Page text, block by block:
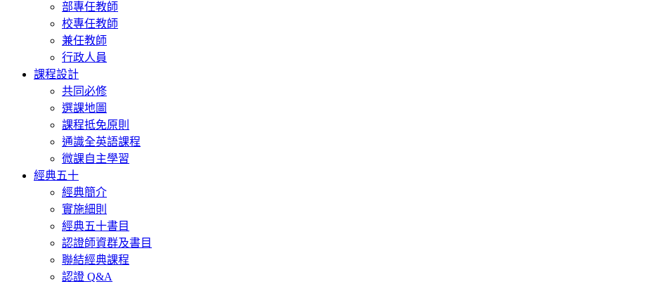
部專任教師
校專任教師
兼任教師
行政人員
課程設計
共同必修
選課地圖
課程抵免原則
通識全英語課程
微課自主學習
經典五十
經典簡介
實施細則
經典五十書目
認證師資群及書目
聯結經典課程
認證 Q&A